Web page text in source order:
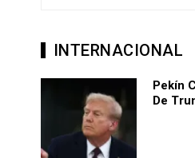
INTERNACIONAL
Pekín
De